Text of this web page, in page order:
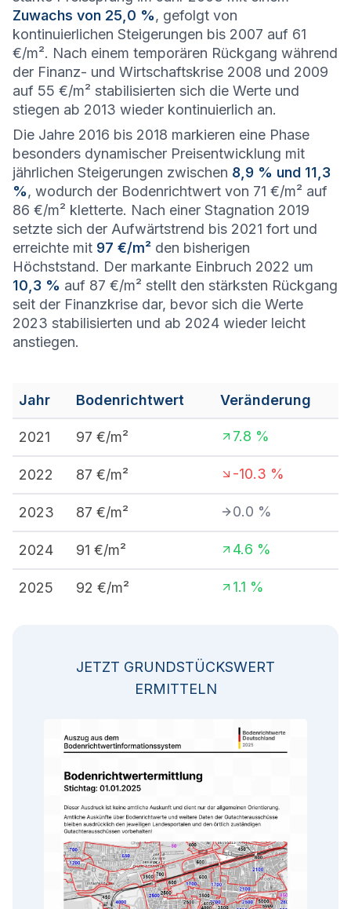
Zuwachs von 25,0 %, gefolgt von
kontinuierlichen Steigerungen bis 2007 auf 61
€/m². Nach einem temporären Rückgang während
der Finanz- und Wirtschaftskrise 2008 und 2009
auf 55 €/m² stabilisierten sich die Werte und
stiegen ab 2013 wieder kontinuierlich an.
Die Jahre 2016 bis 2018 markieren eine Phase
besonders dynamischer Preisentwicklung mit
jährlichen Steigerungen zwischen 8,9 % und 11,3
%, wodurch der Bodenrichtwert von 71 €/m² auf
86 €/m² kletterte. Nach einer Stagnation 2019
setzte sich der Aufwärtstrend bis 2021 fort und
erreichte mit 97 €/m² den bisherigen
Höchststand. Der markante Einbruch 2022 um
10,3 % auf 87 €/m² stellt den stärksten Rückgang
seit der Finanzkrise dar, bevor sich die Werte
2023 stabilisierten und ab 2024 wieder leicht
anstiegen.
Jahr Bodenrichtwert Veränderung
2021 97 €/m² 7.8 %
2022 87 €/m² -10.3 %
2023 87 €/m² 0.0 %
2024 91 €/m² 4.6 %
2025 92 €/m² 1.1 %
JETZT GRUNDSTÜCKSWERT
ERMITTELN